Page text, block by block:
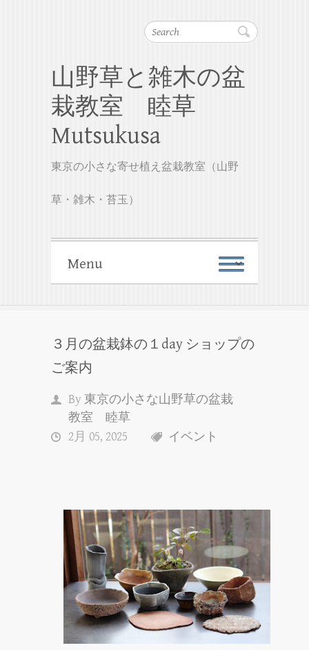
Search
山野草と雑木の盆
栽教室 睦草
Mutsukusa
東京の小さな寄せ植え盆栽教室（山野
草・雑木・苔玉）
３月の盆栽鉢の１day ショップの
ご案内
By 東京の小さな山野草の盆栽
教室 睦草
2月 05, 2025
イベント